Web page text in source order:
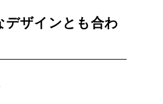
ザインとも合わ